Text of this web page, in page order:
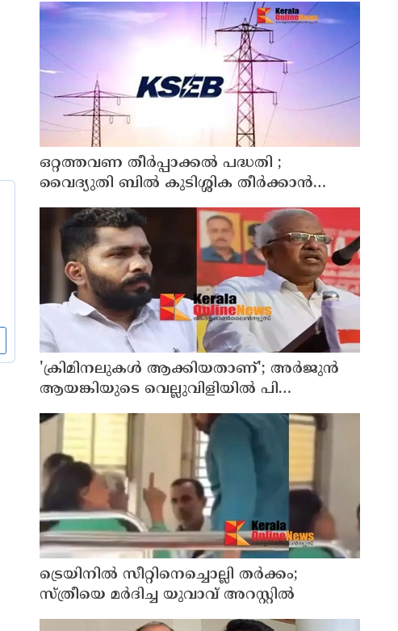
ഒറ്റത്തവണ തീർപ്പാക്കൽ പദ്ധതി ;
വൈദ്യുതി ബിൽ കുടിശ്ശിക തീർക്കാൻ
ഉപഭോക്താക്കൾക്ക് വമ്പിച്ച ഇളവ്
പ്രഖ്യാപിച്ച് കെ.എസ്.ഇ.ബി
'ക്രിമിനലുകള്‍ ആക്കിയതാണ്'; അർജുൻ
ആയങ്കിയുടെ വെല്ലുവിളിയിൽ പി
ജയരാജനെ വിമർശിച്ച് മനുതോമസ്
ട്രെയിനിൽ സീറ്റിനെച്ചൊല്ലി തർക്കം;
സ്ത്രീയെ മർദിച്ച യുവാവ് അറസ്റ്റിൽ